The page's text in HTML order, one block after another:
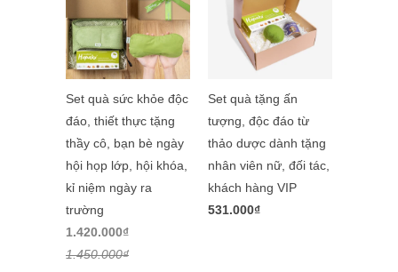
Set quà sức khỏe độc
đáo, thiết thực tặng
thầy cô, bạn bè ngày
hội họp lớp, hội khóa,
kỉ niệm ngày ra
trường
1.420.000₫
1.450.000₫
Set quà tặng ấn
tượng, độc đáo từ
thảo dược dành tặng
nhân viên nữ, đối tác,
khách hàng VIP
531.000₫